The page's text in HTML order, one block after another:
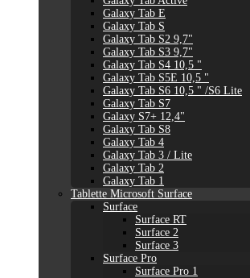
Galaxy Tab E
Galaxy Tab S
Galaxy Tab S2 9,7"
Galaxy Tab S3 9,7"
Galaxy Tab S4 10,5 "
Galaxy Tab S5E 10,5 "
Galaxy Tab S6 10,5 " /S6 Lite
Galaxy Tab S7
Galaxy S7+ 12,4"
Galaxy Tab S8
Galaxy Tab 4
Galaxy Tab 3 / Lite
Galaxy Tab 2
Galaxy Tab 1
Tablette Microsoft Surface
Surface
Surface RT
Surface 2
Surface 3
Surface Pro
Surface Pro 1